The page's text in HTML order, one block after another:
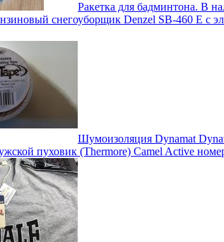
Ракетка для бадминтона. В
снегоуборщик Denzel SB-460 E с
Шумоизоляция Dynamat
пуховик (Thermore) Camel Active